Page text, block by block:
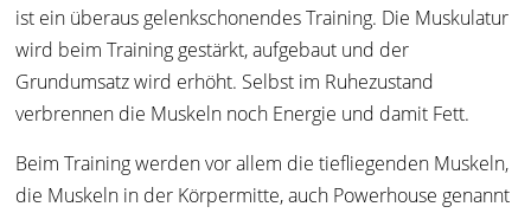
ist ein überaus gelenkschonendes Training. Die Muskulatur
wird beim Training gestärkt, aufgebaut und der
Grundumsatz wird erhöht. Selbst im Ruhezustand
verbrennen die Muskeln noch Energie und damit Fett.
Beim Training werden vor allem die tiefliegenden Muskeln,
die Muskeln in der Körpermitte, auch Powerhouse genannt